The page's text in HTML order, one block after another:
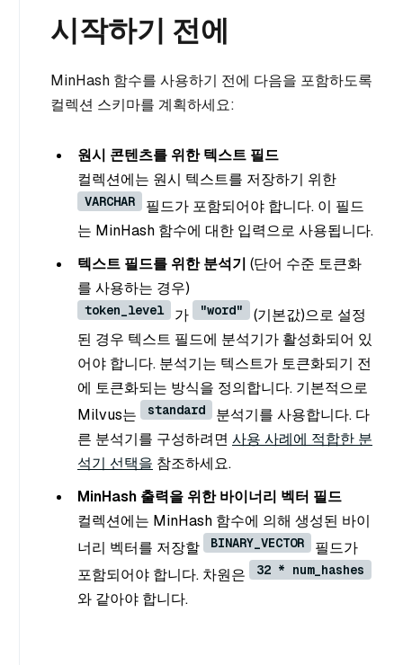
시작하기 전에
MinHash 함수를 사용하기 전에 다음을 포함하도록
컬렉션 스키마를 계획하세요:
원시 콘텐츠를 위한 텍스트 필드
컬렉션에는 원시 텍스트를 저장하기 위한
VARCHAR
필드가 포함되어야 합니다. 이 필드
는 MinHash 함수에 대한 입력으로 사용됩니다.
텍스트 필드를 위한 분석기 (단어 수준 토큰화
를 사용하는 경우)
token_level 가 "word"
(기본값)으로 설정
된 경우 텍스트 필드에 분석기가 활성화되어 있
어야 합니다. 분석기는 텍스트가 토큰화되기 전
에 토큰화되는 방식을 정의합니다. 기본적으로
Milvus는
standard
분석기를 사용합니다. 다
른 분석기를 구성하려면 사용 사례에 적합한 분
석기 선택을 참조하세요.
MinHash 출력을 위한 바이너리 벡터 필드
컬렉션에는 MinHash 함수에 의해 생성된 바이
너리 벡터를 저장할
BINARY_VECTOR
필드가
포함되어야 합니다. 차원은
32 * num_hashes
와 같아야 합니다.